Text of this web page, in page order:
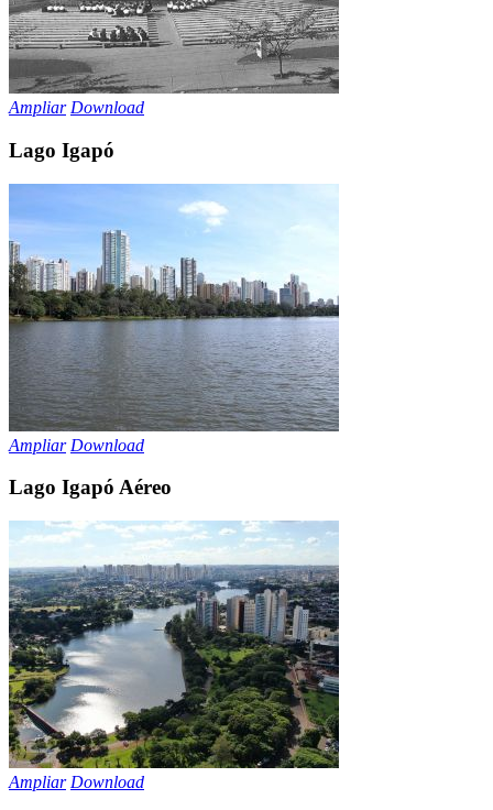
Ampliar Download
Lago Igapó
Ampliar Download
Lago Igapó Aéreo
Ampliar Download